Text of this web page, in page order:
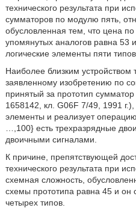
технического результата при
сумматоров по модулю пять,
обусловленная тем, что цена
упомянутых аналогов равна 53
логические элементы пяти типов.
Наиболее близким устройством
заявленному изобретению по
принятый за прототип
1658142, кл. G06F 7/49, 1991
элементы и реализует
…,100} есть трехразрядные
двоичными сигналами.
К причине, препятствующей
технического результата при
схемная сложность,
схемы прототипа равна 45 и он
четырех типов.